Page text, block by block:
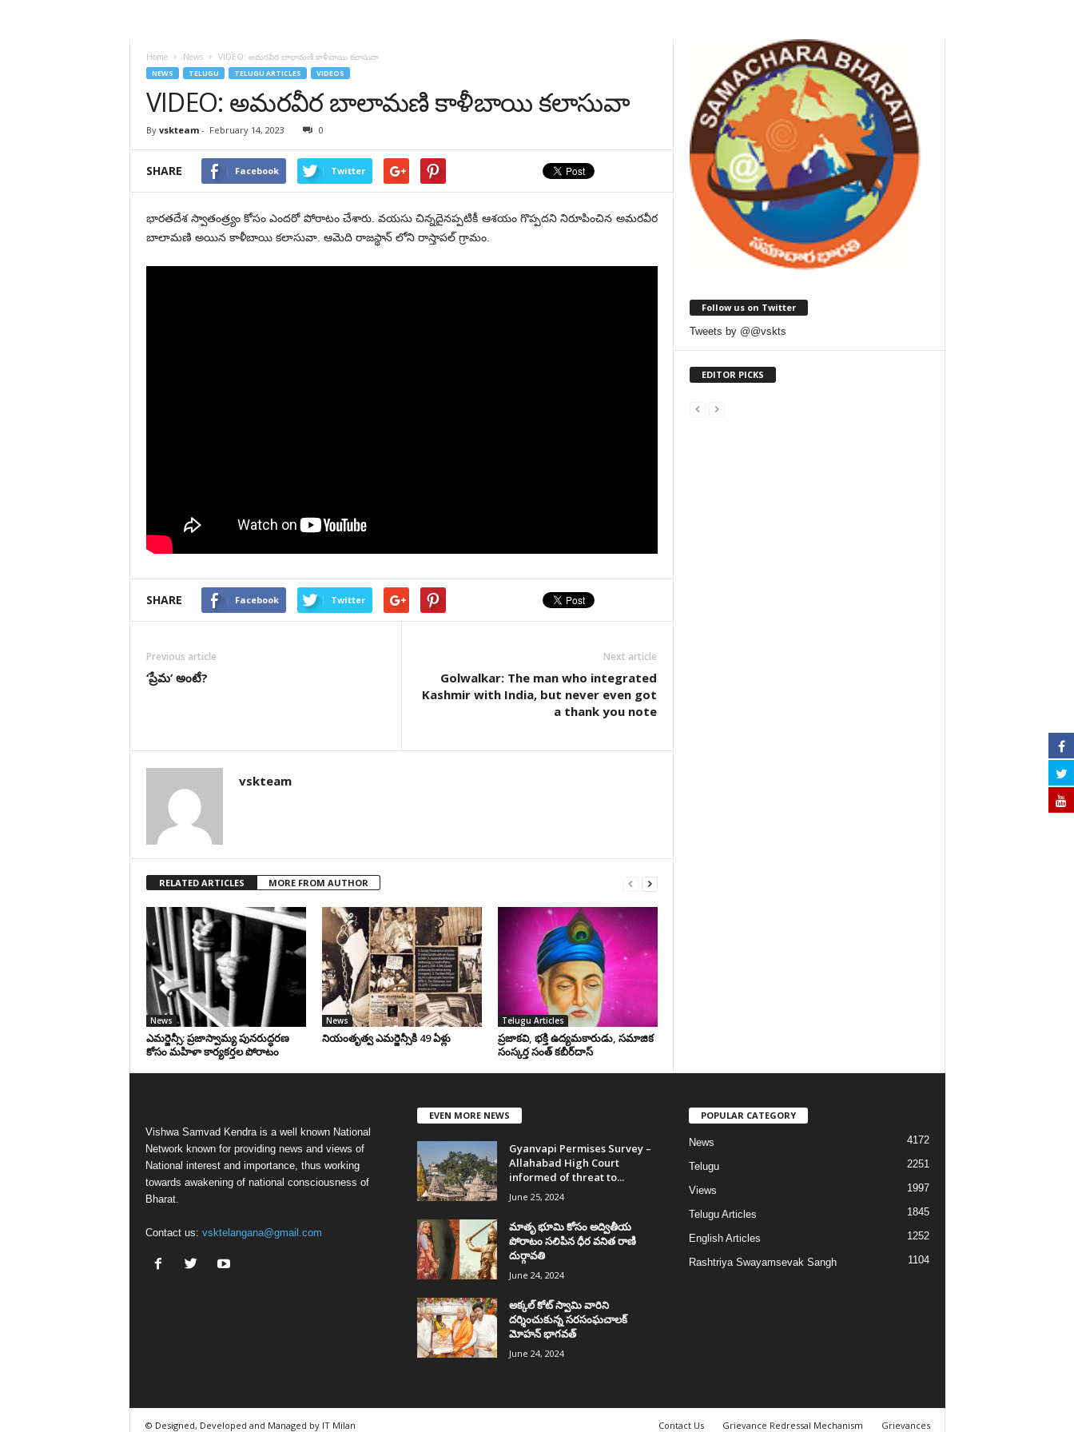
Home News VIDEO: అమరవీర బాలామణి కాళీబాయి కలాసువా
NEWS TELUGU TELUGU ARTICLES VIDEOS
VIDEO: అమరవీర బాలామణి కాళీబాయి కలాసువా
By vskteam- February 14, 2023 0
SHARE Facebook Twitter
భారతదేశ స్వాతంత్ర్యం కోసం ఎందరో పోరాటం చేశారు. వయసు చిన్నదైనప్పటికీ ఆశయం గొప్పదని నిరూపించిన అమరవీర
బాలామణి అయిన కాళీబాయి కలాసువా. ఆమెది రాజస్థాన్ లోని రాస్తాపల్ గ్రామం.
SHARE Facebook Twitter
Previous article
‘ప్రేమ’ అంటే?
Next article
Golwalkar: The man who integrated
Kashmir with India, but never even got
a thank you note
vskteam
RELATED ARTICLES MORE FROM AUTHOR
News
ఎమర్జెన్సీ: ప్రజాస్వామ్య పునరుద్ధరణ
కోసం మహిళా కార్యకర్తల పోరాటం
News
నియంతృత్వ ఎమర్జెన్సీకి 49 ఏళ్లు
Telugu Articles
ప్రజాకవి, భక్తి ఉద్యమకారుడు, సమాజిక
సంస్కర్త సంత్‌ కబీర్‌దాస్‌
Follow us on Twitter
Tweets by @@vskts
EDITOR PICKS
Vishwa Samvad Kendra is a well known National
Network known for providing news and views of
National interest and importance, thus working
towards awakening of national consciousness of
Bharat.
Contact us: vsktelangana@gmail.com
EVEN MORE NEWS
Gyanvapi Permises Survey –
Allahabad High Court
informed of threat to...
June 25, 2024
మాతృ భూమి కోసం అద్వితీయ
పోరాటం సలిపిన ధీర వనిత రాణి
దుర్గావతి
June 24, 2024
అక్కల్‌ కోట్‌ స్వామి వారిని
దర్శించుకున్న సరసంఘచాలక్
మోహన్ భాగవత్
June 24, 2024
POPULAR CATEGORY
News 4172
Telugu 2251
Views 1997
Telugu Articles 1845
English Articles 1252
Rashtriya Swayamsevak Sangh 1104
Contact Us Grievance Redressal Mechanism Grievances
© Designed, Developed and Managed by IT Milan